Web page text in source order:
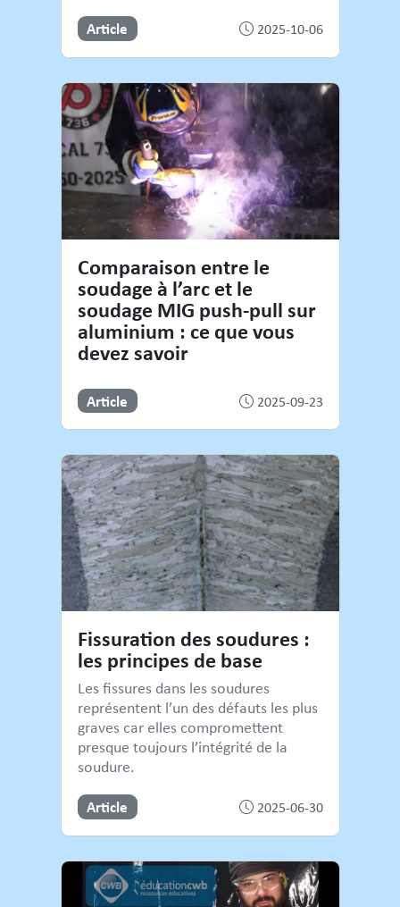
Article 2025-10-06
Comparaison entre le
soudage à l’arc et le
soudage MIG push-pull sur
aluminium : ce que vous
devez savoir
Article 2025-09-23
Fissuration des soudures :
les principes de base
Les fissures dans les soudures
représentent l’un des défauts les plus
graves car elles compromettent
presque toujours l’intégrité de la
soudure.
Article 2025-06-30